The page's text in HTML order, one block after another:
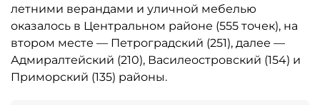
летними верандами и уличной мебелью
оказалось в Центральном районе (555 точек), на
втором месте — Петроградский (251), далее —
Адмиралтейский (210), Василеостровский (154) и
Приморский (135) районы.